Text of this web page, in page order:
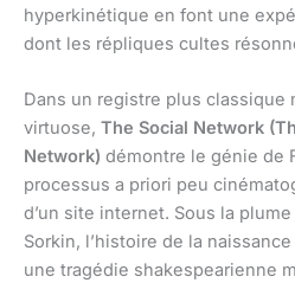
hyperkinétique en font une
dont les répliques cultes
Dans un registre plus classique
virtuose, The Social Network
Network) démontre le génie de
processus a priori peu
d’un site internet. Sous la plume
Sorkin, l’histoire de la
une tragédie shakespearienne